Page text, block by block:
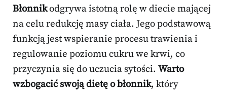
Błonnikodgrywa istotną rolę w diecie mającej
na celu redukcję masy ciała. Jego podstawową
funkcją jest wspieranie procesu trawienia i
regulowanie poziomu cukru we krwi, co
przyczynia się do uczucia sytości. Warto
wzbogacić swoją dietę o błonnik, który